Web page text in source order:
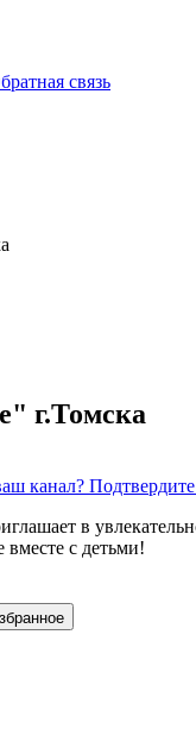
связь
г.Томска
канал?
в
вместе с детьми!